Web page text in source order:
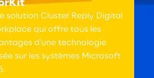
solution Cluster Reply Digital
qui offre tous les
d'une technologie
sur les systèmes Microsoft